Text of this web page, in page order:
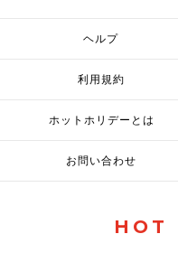
ヘルプ
利用規約
ホットホリデーとは
お問い合わせ
HOT